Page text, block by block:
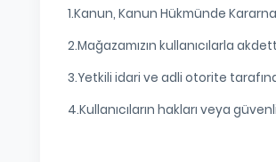
1.Kanun, Kanun Hükmünde
2.Mağazamızın kullanıcılarla
3.Yetkili idari ve adli otorite
4.Kullanıcıların hakları veya